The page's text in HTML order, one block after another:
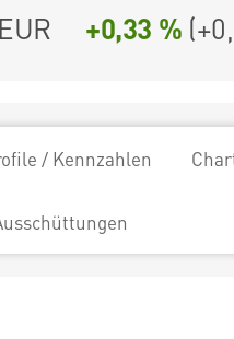
+0,33 % (
/ Kennzahlen